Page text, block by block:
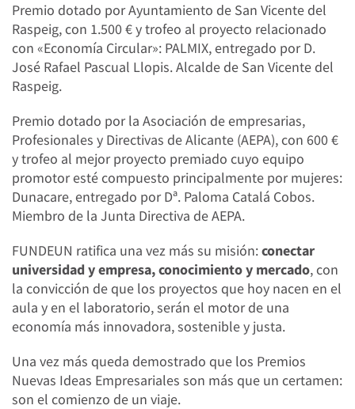
Premio dotado por Ayuntamiento de San Vicente del
Raspeig, con 1.500 € y trofeo al proyecto relacionado
con «Economía Circular»: PALMIX, entregado por D.
José Rafael Pascual Llopis. Alcalde de San Vicente del
Raspeig.
Premio dotado por la Asociación de empresarias,
Profesionales y Directivas de Alicante (AEPA), con 600 €
y trofeo al mejor proyecto premiado cuyo equipo
promotor esté compuesto principalmente por mujeres:
Dunacare, entregado por Dª. Paloma Catalá Cobos.
Miembro de la Junta Directiva de AEPA.
FUNDEUN ratifica una vez más su misión:conectar
universidad y empresa, conocimiento y mercado, con
la convicción de que los proyectos que hoy nacen en el
aula y en el laboratorio, serán el motor de una
economía más innovadora, sostenible y justa.
Una vez más queda demostrado que los Premios
Nuevas Ideas Empresariales son más que un certamen:
son el comienzo de un viaje.